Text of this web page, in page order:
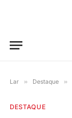
Lar » Destaque »
DESTAQUE